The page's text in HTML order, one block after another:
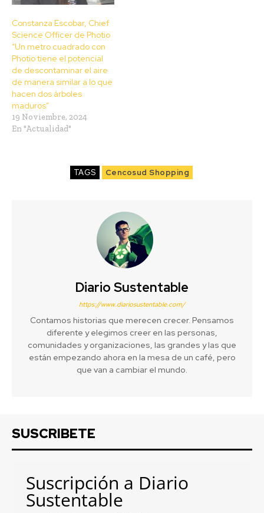
Constanza Escobar, Chief
Science Officer de Photio
“Un metro cuadrado con
Photio tiene el potencial
de descontaminar el aire
de manera similar a lo que
hacen dos árboles
maduros”
19 Noviembre, 2024
En "Actualidad"
TAGS Cencosud Shopping
Diario Sustentable
https://www.diariosustentable.com/
Contamos historias que merecen crecer. Pensamos
diferente y elegimos creer en las personas,
comunidades y organizaciones, las grandes y las que
están empezando ahora en la mesa de un café, pero
que van a cambiar el mundo.
SUSCRIBETE
Suscripción a Diario
Sustentable